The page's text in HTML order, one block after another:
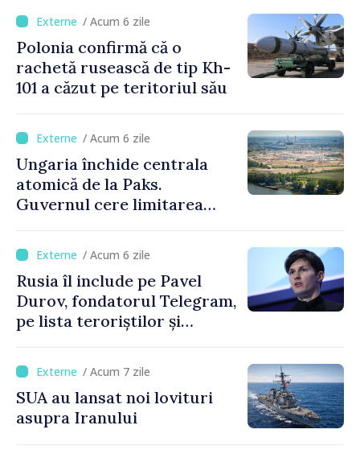
Schengen cu Spania
/ Acum 6 zile
Polonia confirmă că o
rachetă rusească de tip Kh-
101 a căzut pe teritoriul său
/ Acum 6 zile
Ungaria închide centrala
atomică de la Paks.
Guvernul cere limitarea
/ Acum 6 zile
Rusia îl include pe Pavel
Durov, fondatorul Telegram,
pe lista teroriștilor și
/ Acum 7 zile
SUA au lansat noi lovituri
asupra Iranului